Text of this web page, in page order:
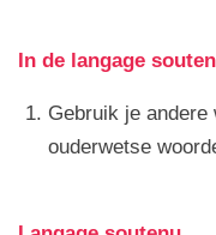
In de langage
Gebruik je andere
ouderwetse